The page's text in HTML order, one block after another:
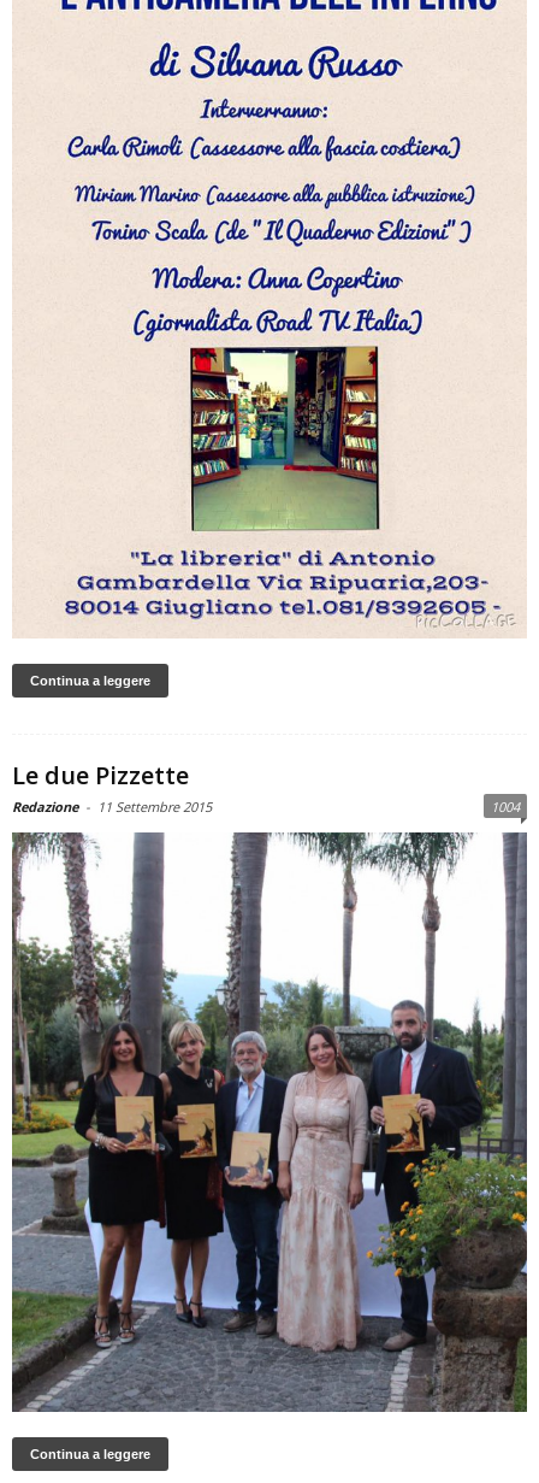
Continua a leggere
Le due Pizzette
Redazione - 11 Settembre 2015 1004
Continua a leggere